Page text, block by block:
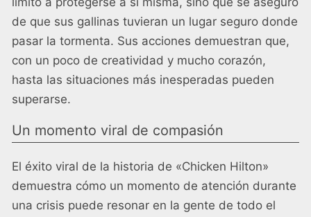
de que sus gallinas tuvieran un lugar seguro donde
pasar la tormenta. Sus acciones demuestran que,
con un poco de creatividad y mucho corazón,
hasta las situaciones más inesperadas pueden
superarse.
Un momento viral de compasión
El éxito viral de la historia de «Chicken Hilton»
demuestra cómo un momento de atención durante
una crisis puede resonar en la gente de todo el